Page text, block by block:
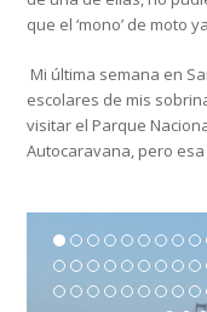
que el ‘mono’ de moto
Mi última semana en
escolares de mis
visitar el Parque
Autocaravana, pero